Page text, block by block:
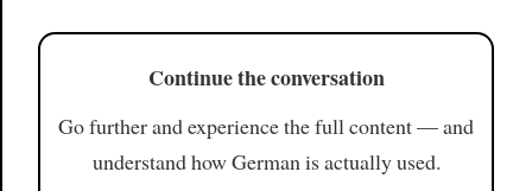
Continue the conversation
Go further and experience the full content — and
understand how German is actually used.